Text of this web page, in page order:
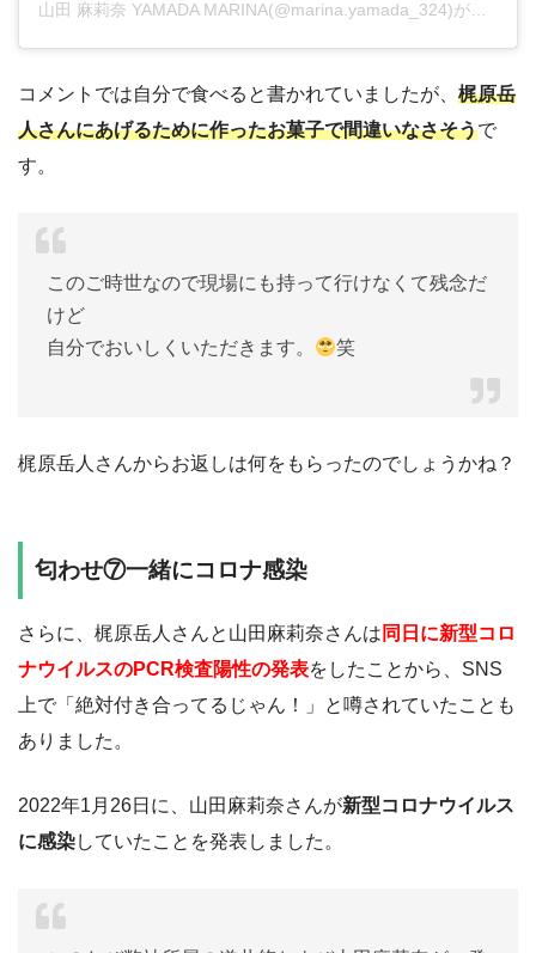
山田 麻莉奈 YAMADA MARINA(@marina.yamada_324)がシェアした投稿
コメントでは自分で食べると書かれていましたが、 梶原岳
人さんにあげるために作ったお菓子で間違いなさそうで
す。
このご時世なので現場にも持って行けなくて残念だ
けど
自分でおいしくいただきます。
笑
梶原岳人さんからお返しは何をもらったのでしょうかね？
匂わせ⑦一緒にコロナ感染
さらに、梶原岳人さんと山田麻莉奈さんは 同日に新型コロ
ナウイルスのPCR検査陽性の発表をしたことから、SNS
上で「絶対付き合ってるじゃん！」と噂されていたことも
ありました。
2022年1月26日に、山田麻莉奈さんが新型コロナウイルス
に感染していたことを発表しました。